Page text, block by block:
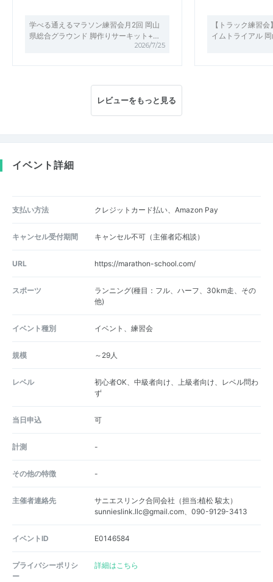
学べる通えるマラソン練習会月2回 岡山
県総合グラウンド 脚作りサーキット+…
2026/7/25
【トラック練習
イムトライアル
レビューをもっと見る
イベント詳細
支払い方法 クレジットカード払い、Amazon Pay
キャンセル受付期間 キャンセル不可（主催者応相談）
URL https://marathon-school.com/
スポーツ
ランニング(種目：フル、ハーフ、30km走、その
他)
イベント種別 イベント、練習会
規模 ～29人
レベル
初心者OK、中級者向け、上級者向け、レベル問わ
ず
当日申込 可
計測 -
その他の特徴 -
主催者連絡先
サニエスリンク合同会社（担当:植松 駿太）
sunnieslink.llc@gmail.com、090-9129-3413
イベントID E0146584
プライバシーポリシ
ー
詳細はこちら